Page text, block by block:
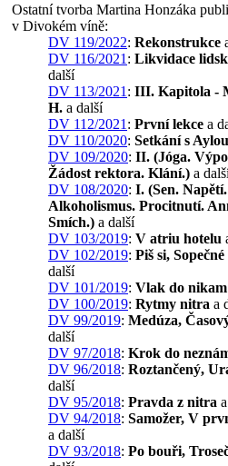
Ostatní tvorba Martina Honzáka
v Divokém víně:
DV 119/2022: Rekonstrukce
DV 116/2021 : Likvidace
další
DV 113/2021 : III. Kapitola -
H. a další
DV 112/2021 : První lekce a
DV 110/2020: Setkání s Aylou
DV 109/2020: II. (Jóga.
Žádost rektora. Klání.) a
DV 108/2020: I. (Sen.
Alkoholismus. Procitnutí.
Smích.) a další
DV 103/2019: V atriu hotelu
DV 102/2019: Piš si,
další
DV 101/2019: Vlak do nikam
DV 100/2019: Rytmy nitra a
DV 99/2019: Medúza,
další
DV 97/2018: Krok do
DV 96/2018: Roztančený,
další
DV 95/2018: Pravda z nitra
DV 94/2018: Samožer, V
a další
DV 93/2018: Po bouři,